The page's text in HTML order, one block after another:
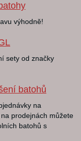
výhodně!
sety od značky
batohů
na
prodejnách můžete
batohů s